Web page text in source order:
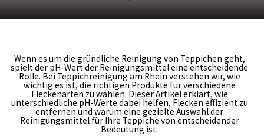
Bilder vorher/nachher
AGB
Kontakt
Wenn es um die gründliche Reinigung von Teppichen geht,
spielt der pH-Wert der Reinigungsmittel eine entscheidende
Rolle. Bei Teppichreinigung am Rhein verstehen wir, wie
wichtig es ist, die richtigen Produkte für verschiedene
Fleckenarten zu wählen. Dieser Artikel erklärt, wie
unterschiedliche pH-Werte dabei helfen, Flecken effizient zu
entfernen und warum eine gezielte Auswahl der
Reinigungsmittel für Ihre Teppiche von entscheidender
Bedeutung ist.